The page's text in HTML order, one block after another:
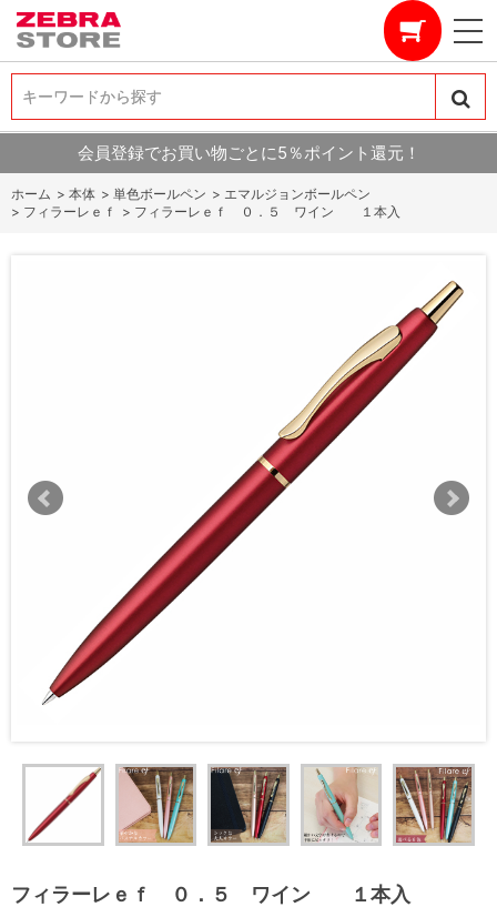
キーワードから探す
キーワードから探す
会員登録でお買い物ごとに5％ポイント還元！
ホーム > 本体 > 単色ボールペン > エマルジョンボールペン
> フィラーレｅｆ > フィラーレｅｆ ０．５ ワイン １本入
フィラーレｅｆ ０．５ ワイン １本入